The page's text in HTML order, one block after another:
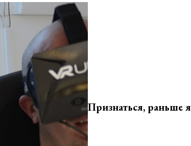
Признаться, раньше я